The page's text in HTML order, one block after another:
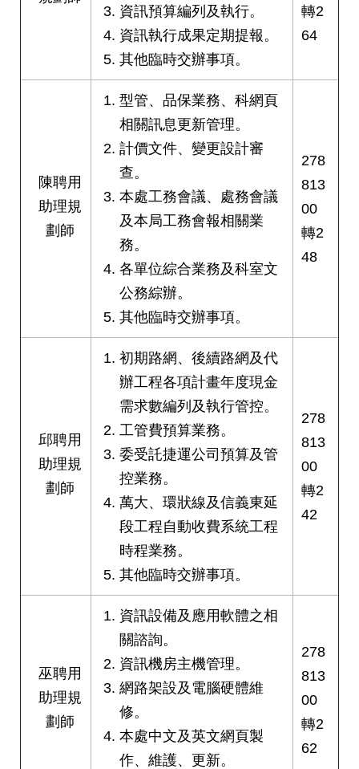
府
資訊預算編列及執行。
資訊執行成果定期提報。
其他臨時交辦事項。
轉2
64
陳聘用
助理規
劃師
型管、品保業務、科網頁
相關訊息更新管理。
計價文件、變更設計審
查。
本處工務會議、處務會議
及本局工務會報相關業
務。
各單位綜合業務及科室文
公務綜辦。
其他臨時交辦事項。
278
813
00
轉2
48
邱聘用
助理規
劃師
初期路網、後續路網及代
辦工程各項計畫年度現金
需求數編列及執行管控。
工管費預算業務。
委受託捷運公司預算及管
控業務。
萬大、環狀線及信義東延
段工程自動收費系統工程
時程業務。
其他臨時交辦事項。
278
813
00
轉2
42
巫聘用
助理規
劃師
資訊設備及應用軟體之相
關諮詢。
資訊機房主機管理。
網路架設及電腦硬體維
修。
本處中文及英文網頁製
作、維護、更新。
278
813
00
轉2
62